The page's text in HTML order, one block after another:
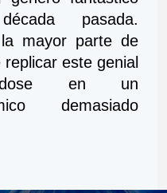
pasada.
la mayor parte de
este genial
en un
demasiado